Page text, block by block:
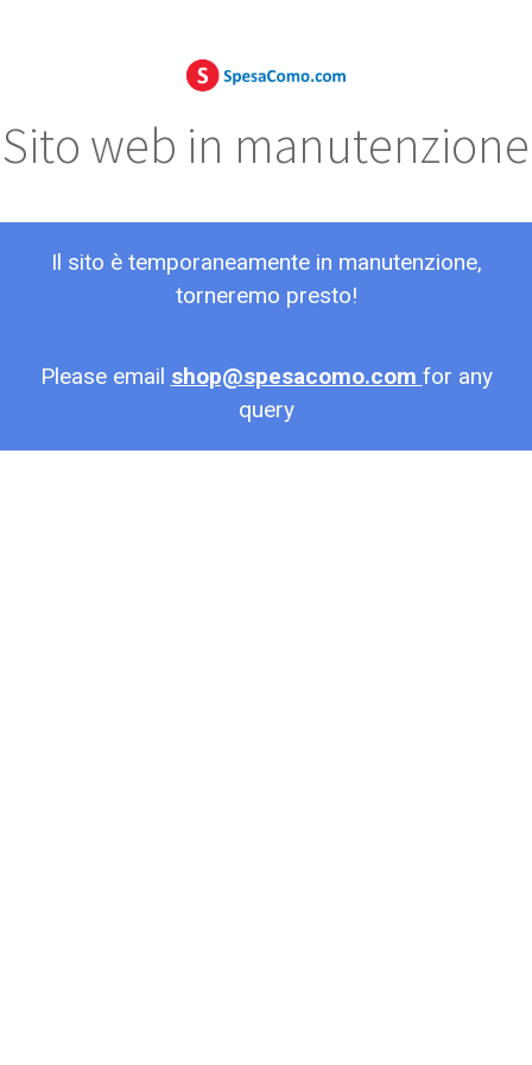
Sito web in manutenzione
Il sito è temporaneamente in manutenzione,
torneremo presto!
Please email shop@spesacomo.com for any
query